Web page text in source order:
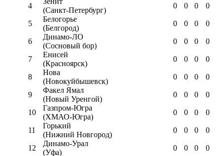
4
(Санкт-Петербург)
0 0 0 0
5
Белогорье
(Белгород)
0 0 0 0
6
Динамо-ЛО
(Сосновый бор)
0 0 0 0
7
Енисей
(Красноярск)
0 0 0 0
8
Нова
(Новокуйбышевск)
0 0 0 0
9
Факел Ямал
(Новый Уренгой)
0 0 0 0
10
Газпром-Югра
(ХМАО-Югра)
0 0 0 0
11
Горький
(Нижний Новгород)
0 0 0 0
12
Динамо-Урал
(Уфа)
0 0 0 0